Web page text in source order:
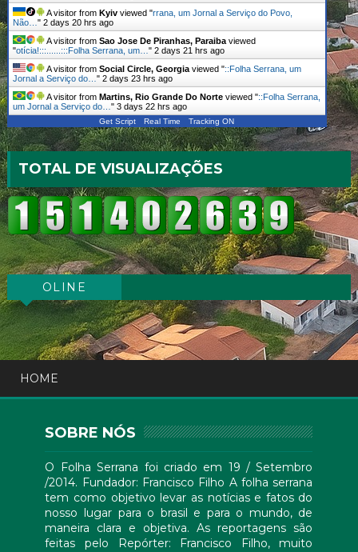
A visitor from Kyivviewed "rrana, um Jornal a Serviço do Povo,
Não… " 2 days 20 hrs ago
A visitor from Sao Jose De Piranhas, Paraibaviewed
"otícia!:::......:::Folha Serrana, um… " 2 days 21 hrs ago
A visitor from Social Circle, Georgiaviewed "::Folha Serrana, um
Jornal a Serviço do… " 2 days 23 hrs ago
A visitor from Martins, Rio Grande Do Norteviewed "::Folha Serrana,
um Jornal a Serviço do… " 3 days 22 hrs ago
Get Script Real Time Tracking ON
TOTAL DE VISUALIZAÇÕES
OLINE
HOME
SOBRE NÓS
O Folha Serrana foi criado em 19 / Setembro
/2014. Fundador: Francisco Filho A folha serrana
tem como objetivo levar as notícias e fatos do
nosso lugar para o brasil e para o mundo, de
maneira clara e objetiva. As reportagens são
feitas pelo Repórter: Francisco Filho, muito